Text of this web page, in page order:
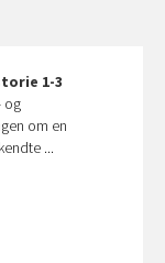
1-3
og
om en
...